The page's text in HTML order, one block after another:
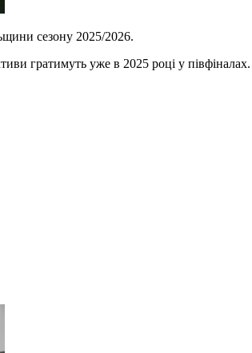
сезону 2025/2026.
гратимуть уже в 2025 році у півфіналах.